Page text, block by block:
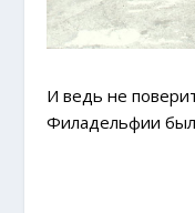
И ведь не
Филадельфии